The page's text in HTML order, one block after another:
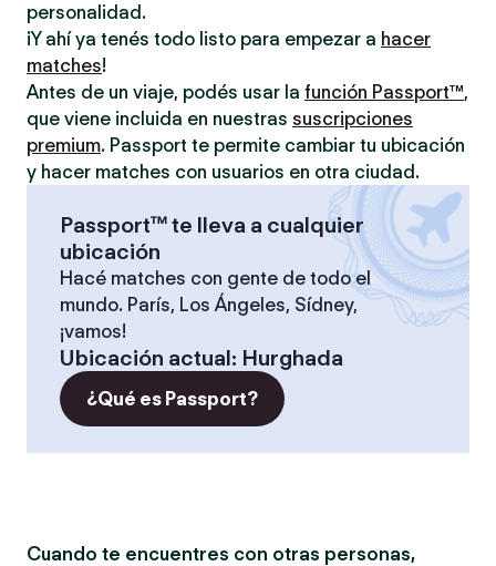
personalidad.
¡Y ahí ya tenés todo listo para empezar a hacer
matches!
Antes de un viaje, podés usar la función Passport™,
que viene incluida en nuestras suscripciones
premium. Passport te permite cambiar tu ubicación
y hacer matches con usuarios en otra ciudad.
Passport™ te lleva a cualquier
ubicación
Hacé matches con gente de todo el
mundo. París, Los Ángeles, Sídney,
¡vamos!
Ubicación actual: Hurghada
¿Qué es Passport?
Cuando te encuentres con otras personas,